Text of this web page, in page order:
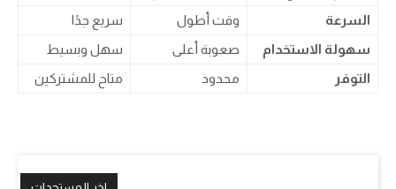
السرعة
وقت أطول
سريع جدًا
سهولة الاستخدام
صعوبة أعلى
سهل وبسيط
التوفر
محدود متاح للمشتركين